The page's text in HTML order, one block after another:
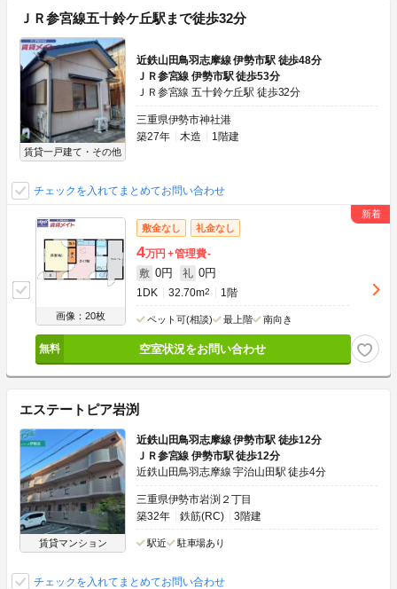
ＪＲ参宮線五十鈴ケ丘駅まで徒歩32分
賃貸一戸建て・その他
近鉄山田鳥羽志摩線 伊勢市駅 徒歩48分
ＪＲ参宮線 伊勢市駅 徒歩53分
ＪＲ参宮線 五十鈴ケ丘駅 徒歩32分
三重県伊勢市神社港
築27年
木造 1階建
チェックを入れてまとめてお問い合わせ
画像：20枚
敷金なし 礼金なし
4万円 管理費-
敷 0円 礼 0円
1DK 32.70m2 1階
ペット可(相談) 最上階 南向き
空室状況をお問い合わせ
エステートピア岩渕
賃貸マンション
近鉄山田鳥羽志摩線 伊勢市駅 徒歩12分
ＪＲ参宮線 伊勢市駅 徒歩12分
近鉄山田鳥羽志摩線 宇治山田駅 徒歩4分
三重県伊勢市岩渕２丁目
築32年
鉄筋(RC) 3階建
駅近 駐車場あり
チェックを入れてまとめてお問い合わせ